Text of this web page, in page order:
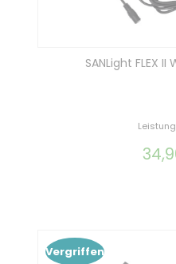
SANLight FLEX
Vergriffen